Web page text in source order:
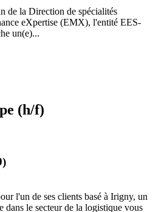
de la Direction de spécialités
eXpertise (EMX), l'entité EES-
un(e)...
(h/f)
l'un de ses clients basé à Irigny, un
dans le secteur de la logistique vous